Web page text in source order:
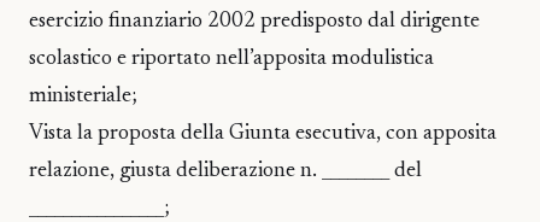
esercizio finanziario 2002 predisposto dal dirigente
scolastico e riportato nell’apposita modulistica
ministeriale;
Vista la proposta della Giunta esecutiva, con apposita
relazione, giusta deliberazione n. ________ del
________________;